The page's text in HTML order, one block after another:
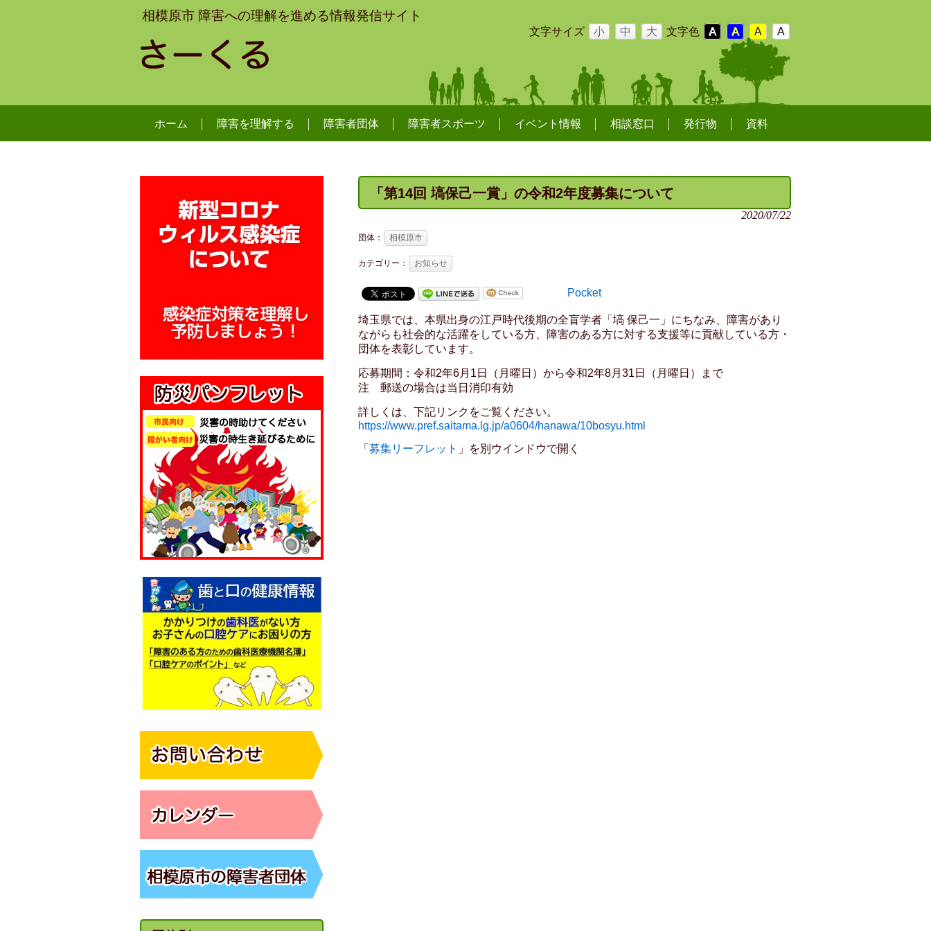
相模原市 障害への理解を進める情報発信サイト
文字サイズ 小 中 大 文字色 A A A A
ホーム 障害を理解する 障害者団体 障害者スポーツ イベント情報 相談窓口 発行物 資料
「第14回 塙保己一賞」の令和2年度募集について
2020/07/22
団体： 相模原市
カテゴリー： お知らせ
Pocket
埼玉県では、本県出身の江戸時代後期の全盲学者「塙 保己一」にちなみ、障害があり
ながらも社会的な活躍をしている方、障害のある方に対する支援等に貢献している方・
団体を表彰しています。
応募期間：令和2年6月1日（月曜日）から令和2年8月31日（月曜日）まで
注 郵送の場合は当日消印有効
詳しくは、下記リンクをご覧ください。
https://www.pref.saitama.lg.jp/a0604/hanawa/10bosyu.html
「 募集リーフレット 」を別ウインドウで開く